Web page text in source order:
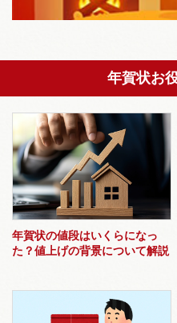
年賀状お
年賀状の値段はいくらになっ
た？値上げの背景について解説